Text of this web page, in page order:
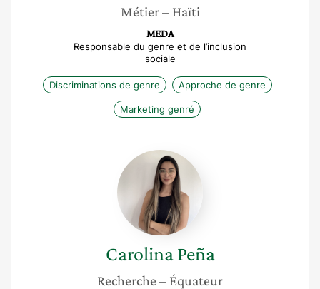
Métier – Haïti
MEDA
Responsable du genre et de l’inclusion
sociale
Discriminations de genre Approche de genre
Marketing genré
Carolina
Peña
Carolina Peña
Recherche – Équateur